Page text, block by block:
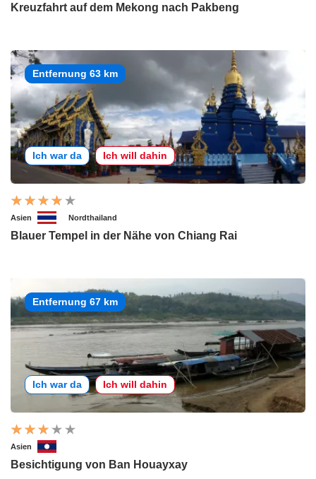
Kreuzfahrt auf dem Mekong nach Pakbeng
Entfernung 63 km
Ich war da Ich will dahin
Asien Nordthailand
Blauer Tempel in der Nähe von Chiang Rai
Entfernung 67 km
Ich war da Ich will dahin
Asien
Besichtigung von Ban Houayxay